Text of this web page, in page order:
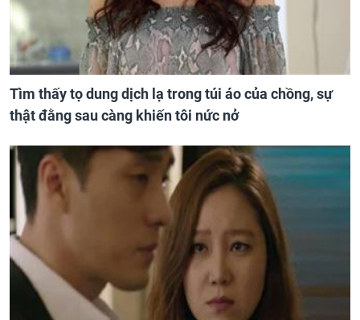
Tìm thấy tọ dung dịch lạ trong túi áo của chồng, sự
thật đằng sau càng khiến tôi nức nở